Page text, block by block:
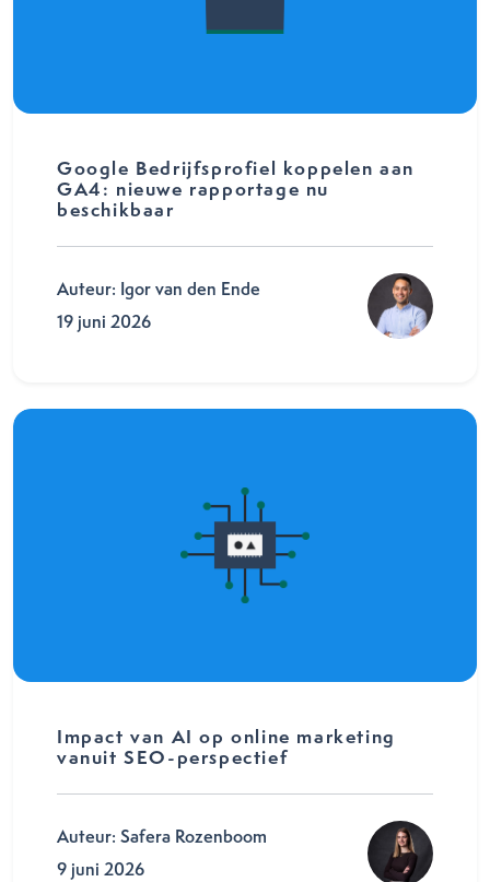
Google Bedrijfsprofiel koppelen aan
GA4: nieuwe rapportage nu
beschikbaar
Auteur: Igor van den Ende
19 juni 2026
Impact van AI op online marketing
vanuit SEO-perspectief
Auteur: Safera Rozenboom
9 juni 2026